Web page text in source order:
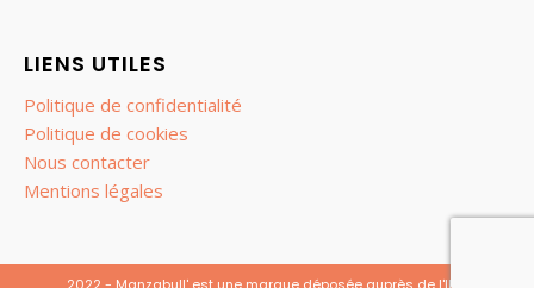
LIENS UTILES
Politique de confidentialité
Politique de cookies
Nous contacter
Mentions légales